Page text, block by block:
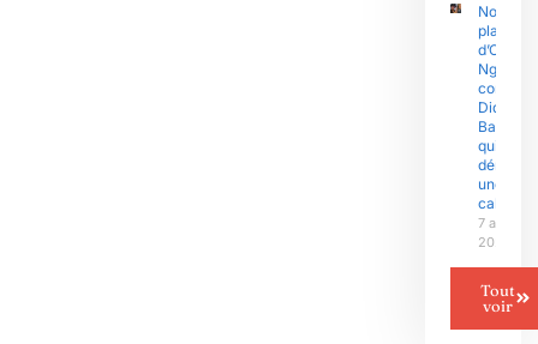
Nouvelle
plainte
d’Olive
Ngobo
contre
Didier
Badjeck
qui
dénonce
une «
cabale »
7 août
2026
Tout
voir